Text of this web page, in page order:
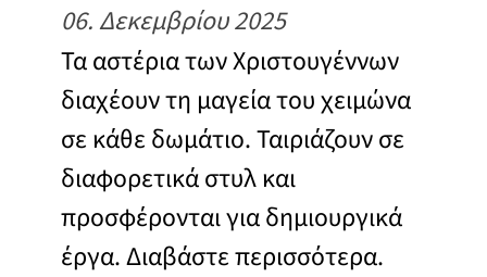
06. Δεκεμβρίου 2025
Τα αστέρια των Χριστουγέννων
διαχέουν τη μαγεία του χειμώνα
σε κάθε δωμάτιο. Ταιριάζουν σε
διαφορετικά στυλ και
προσφέρονται για δημιουργικά
έργα. Διαβάστε περισσότερα.